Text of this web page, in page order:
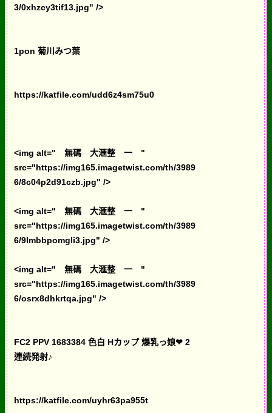
3/0xhzcy3tif13.jpg" />
1pon 菊川みつ葉
https://katfile.com/udd6z4sm75u0
<img alt=" 無碼 大滙整 一 "
src="https://img165.imagetwist.com/th/3989
6/8c04p2d91czb.jpg" />
<img alt=" 無碼 大滙整 一 "
src="https://img165.imagetwist.com/th/3989
6/9lmbbpomgli3.jpg" />
<img alt=" 無碼 大滙整 一 "
src="https://img165.imagetwist.com/th/3989
6/osrx8dhkrtqa.jpg" />
FC2 PPV 1683384 色白 Hカップ 爆乳っ娘❤ 2
連続発射♪
https://katfile.com/uyhr63pa955t